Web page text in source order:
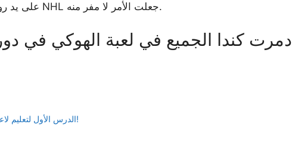
على يد روسيا، لكن قرارات الموظفين في NHL جعلت الأمر لا مفر منه.
دمرت كندا الجميع في لعبة الهوكي في
الدرس الأول لتعليم لاعبي الكرة الطائرة هو وضعيات القوة!